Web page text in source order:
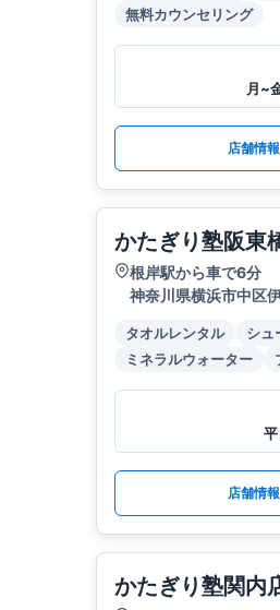
無料カウンセリング
月~
店舗情報
かたぎり塾阪東
根岸駅から車で6分
神奈川県横浜市中区
タオルレンタル シュ
ミネラルウォーター
店舗情報
かたぎり塾関内